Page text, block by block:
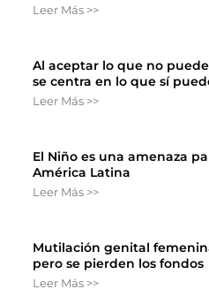
Leer Más >>
Al aceptar lo que no
se centra en lo que sí
Leer Más >>
El Niño es una amenaza
América Latina
Leer Más >>
Mutilación genital
pero se pierden los fondos
Leer Más >>